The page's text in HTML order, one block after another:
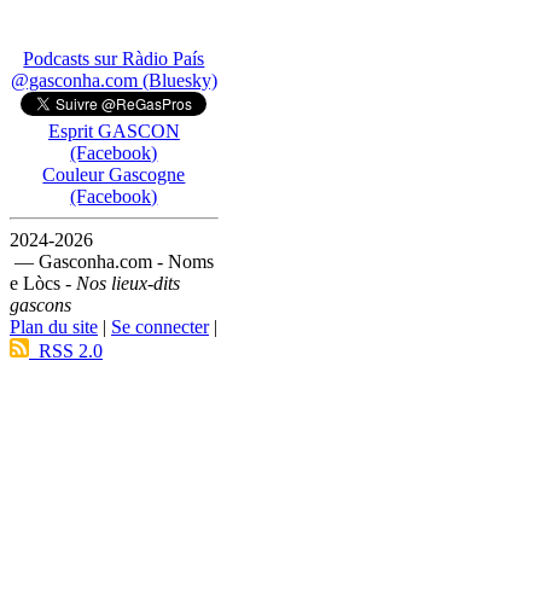
Podcasts sur Ràdio País
@gasconha.com (Bluesky)
Esprit GASCON
(Facebook)
Couleur Gascogne
(Facebook)
2024-2026
— Gasconha.com - Noms
e Lòcs - Nos lieux-dits
gascons
Plan du site | Se connecter|
RSS 2.0